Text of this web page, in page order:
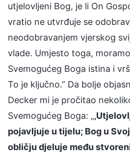
utjelovljeni Bog, je li On
vratio ne utvrđuje se
neodobravanjem vjerskog
vlade. Umjesto toga,
Svemogućeg Boga istina i
To je ključno.” Da bolje
Decker mi je pročitao
Svemogućeg Boga: „
pojavljuje u tijelu; Bog u
obličju djeluje među